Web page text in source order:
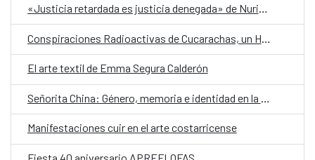
«Justicia retardada es justicia denegada» de Nuria Calvo Fajardo
El arte textil de Emma Segura Calderón
Señorita China: Género, memoria e identidad en la diáspora china costarricense
Manifestaciones cuir en el arte costarricense